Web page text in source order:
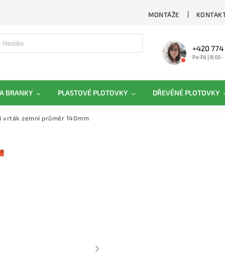
MONTÁŽE
+420
Po-Pá | 8:00
BRANKY PLASTOVÉ PLOTOVKY DŘEVĚNÉ PLOTOVKY
vrták zemní průměr 140mm